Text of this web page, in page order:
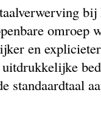
omroep
en
standaardtaal